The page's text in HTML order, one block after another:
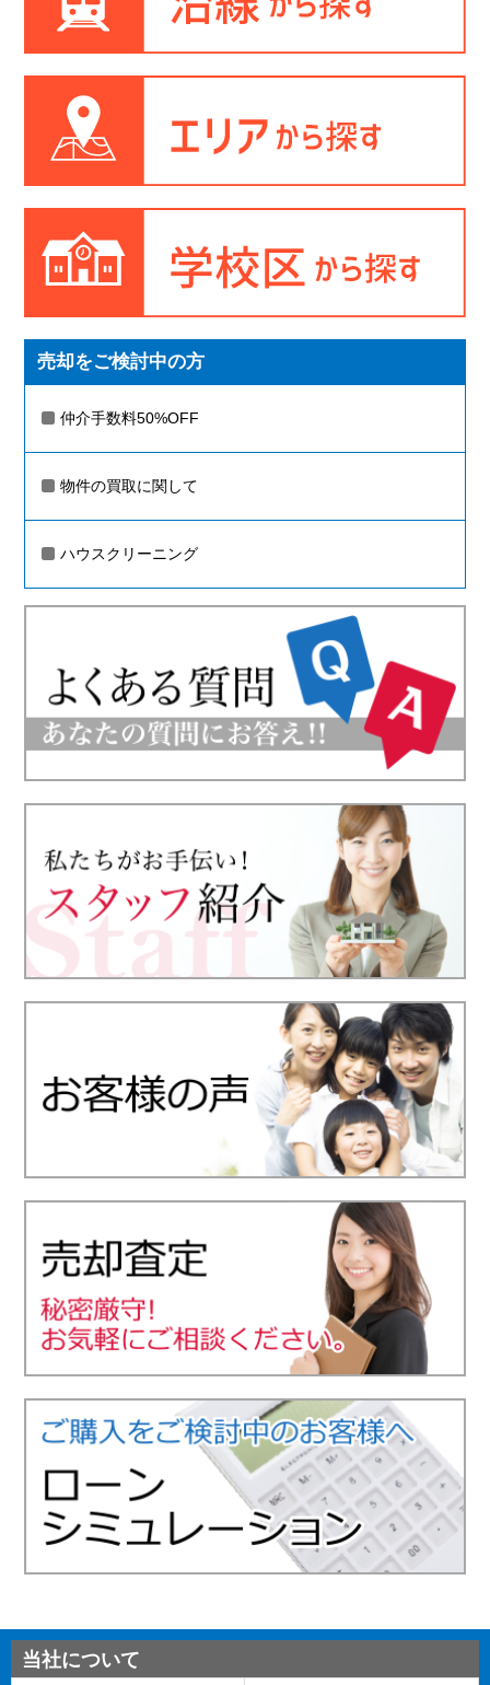
売却をご検討中の方
仲介手数料50%OFF
物件の買取に関して
ハウスクリーニング
当社について